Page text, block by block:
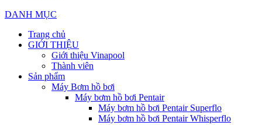
DANH MỤC
Trang chủ
GIỚI THIỆU
Giới thiệu Vinapool
Thành viên
Sản phẩm
Máy Bơm hồ bơi
Máy bơm hồ bơi Pentair
Máy bơm hồ bơi Pentair Superflo
Máy bơm hồ bơi Pentair Whisperflo